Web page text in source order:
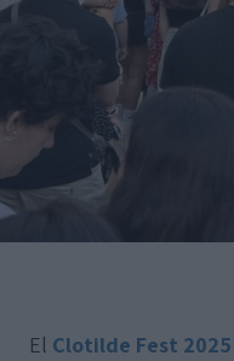
El Clotilde Fest